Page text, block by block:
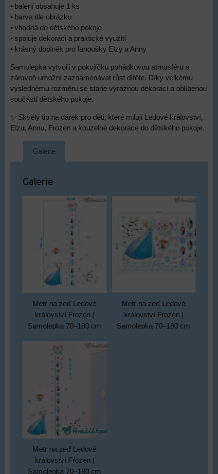
• balení obsahuje 1 ks
• barva dle obrázku
• vhodná do dětského pokoje
• spojuje dekoraci a praktické využití
• krásný doplněk pro fanoušky Elzy a Anny
Samolepka vytvoří v pokojíčku pohádkovou atmosféru a
zároveň umožní zaznamenávat růst dítěte. Díky velkému
výslednému rozměru se stane výraznou dekorací a oblíbenou
součástí dětského pokoje.
✨ Skvělý tip na dárek pro děti, které milují Ledové království,
Elzu, Annu, Frozen a kouzelné dekorace do dětského pokoje.
Galerie
Galerie
Metr na zeď Ledové
království Frozen |
Samolepka 70–180 cm
Metr na zeď Ledové
království Frozen |
Samolepka 70–180 cm
Metr na zeď Ledové
království Frozen |
Samolepka 70–180 cm